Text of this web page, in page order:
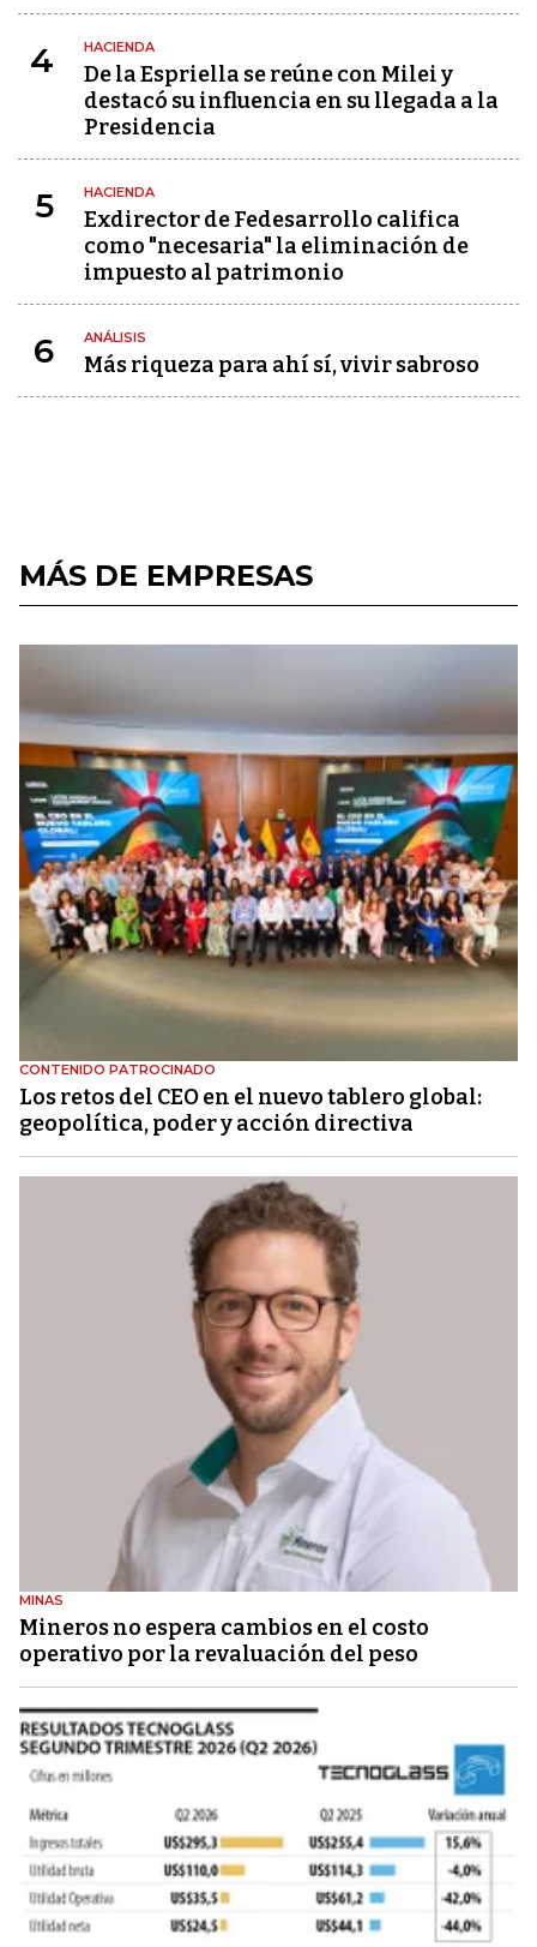
4 HACIENDA
De la Espriella se reúne con Milei y
destacó su influencia en su llegada a la
Presidencia
5 HACIENDA
Exdirector de Fedesarrollo califica
como "necesaria" la eliminación de
impuesto al patrimonio
6 ANÁLISIS
Más riqueza para ahí sí, vivir sabroso
MÁS DE EMPRESAS
CONTENIDO PATROCINADO
Los retos del CEO en el nuevo tablero global:
geopolítica, poder y acción directiva
MINAS
Mineros no espera cambios en el costo
operativo por la revaluación del peso